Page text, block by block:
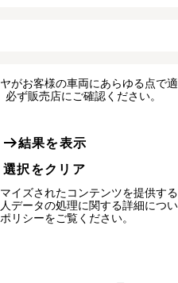
がお客様の車両にあらゆる点で
ず販売店にご確認ください。
結果を表示
選択をクリア
イズされたコンテンツを提供す
データの処理に関する詳細につ
リシーをご覧ください。